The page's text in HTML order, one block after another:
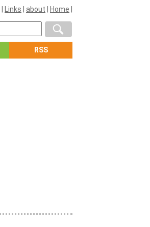
Links about Home
RSS